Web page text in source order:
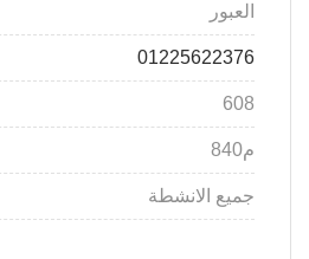
العبور
01225622376
608
840م
جميع الانشطة